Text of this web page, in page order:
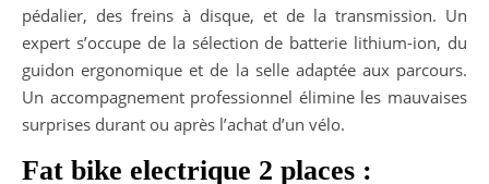
pédalier, des freins à disque, et de la transmission. Un
expert s’occupe de la sélection de batterie lithium-ion, du
guidon ergonomique et de la selle adaptée aux parcours.
Un accompagnement professionnel élimine les mauvaises
surprises durant ou après l’achat d’un vélo.
Fat bike electrique 2 places :